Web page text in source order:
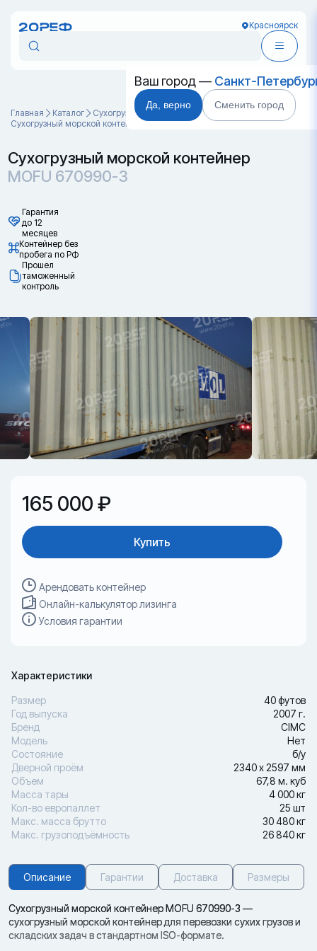
Красноярск
Ваш город — Санкт-
Да, верно Сменить город
Главная Каталог
Cухогрузные морские контейнеры
Сухогрузный морской контейнер MOFU 670990-3
Сухогрузный морской контейнер
MOFU 670990-3
Гарантия
до 12
месяцев
Контейнер без
пробега по РФ
Прошел
таможенный
контроль
165 000 ₽
Купить
Арендовать контейнер
Онлайн-калькулятор лизинга
Условия гарантии
Характеристики
Размер
40 футов
Год выпуска
2007 г.
Бренд
CIMC
Модель
Нет
Состояние
б/у
Дверной проём
2340 х 2597 мм
Объем
67,8 м. куб
Масса тары
4 000 кг
Кол-во европаллет
25 шт
Макс. масса брутто
30 480 кг
Макс. грузоподъёмность
26 840 кг
Описание Гарантии Доставка Размеры
Сухогрузный морской контейнер MOFU 670990-3 —
сухогрузный морской контейнер для перевозки сухих грузов и
складских задач в стандартном ISO-формате.